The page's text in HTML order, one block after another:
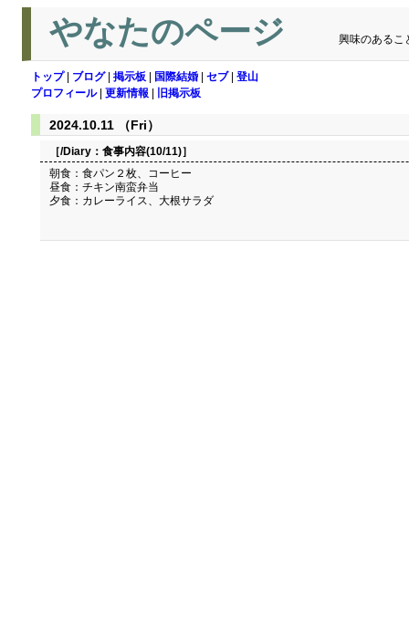
やなたのページ 興味のあるこ
トップ| ブログ| 掲示板 国際結婚 セブ| 登山
プロフィール| 更新情報 旧掲示板
2024.10.11 （Fri）
［/Diary： 食事内容(10/11)］
朝食：食パン２枚、コーヒー
昼食：チキン南蛮弁当
夕食：カレーライス、大根サラダ